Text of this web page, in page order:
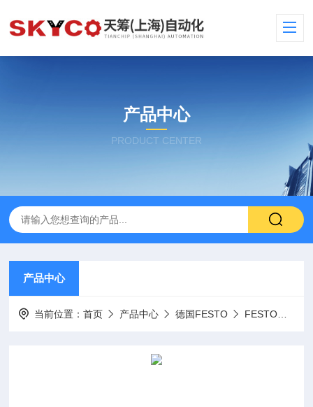
产品中心
PRODUCT CENTER
产品中心
当前位置：首页 产品中心 德国FESTO FESTO气动